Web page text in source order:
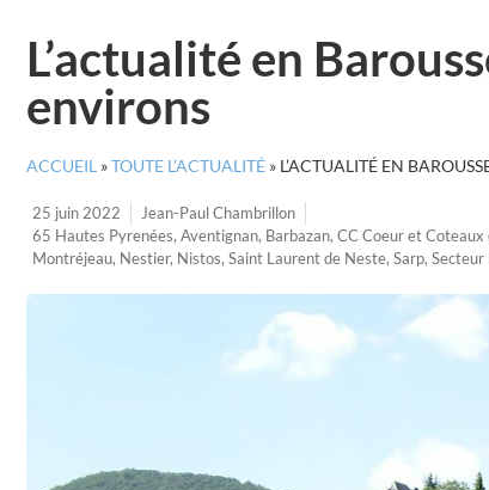
L’actualité en
environs
ACCUEIL »TOUTE L’ACTUALITÉ » L’ACTUALITÉ EN
25 juin 2022
Jean-Paul Chambrillon
65 Hautes Pyrenées, Aventignan, Barbazan, CC Coeur et Coteaux
Montréjeau, Nestier, Nistos, Saint Laurent de Neste, Sarp,